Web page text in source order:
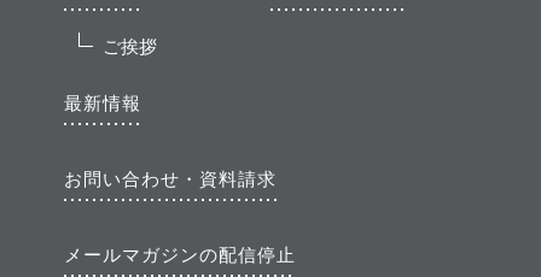
ご挨拶
最新情報
お問い合わせ・資料請求
メールマガジンの配信停止